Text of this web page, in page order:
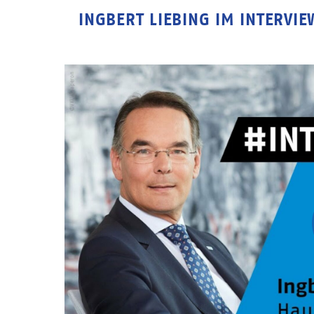
INGBERT LIEBING IM
Video
Url